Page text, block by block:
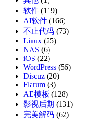
软件 (119)
AI软件 (166)
不止代码 (73)
Linux (25)
NAS (6)
iOS (22)
WordPress (56)
Discuz (20)
Flarum (3)
AE模板 (128)
影视后期 (131)
完美解码 (62)